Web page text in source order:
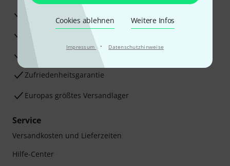
Cookies ablehnen Weitere Infos
Impressum · Datenschutzhinweise
30 Tage Money-Back-Garantie
Beratung durch Fachexperten
Zufriedenheitsgarantie
Europas größtes Versandlager
Service
Versandkosten und Lieferzeiten
Hilfe-Center